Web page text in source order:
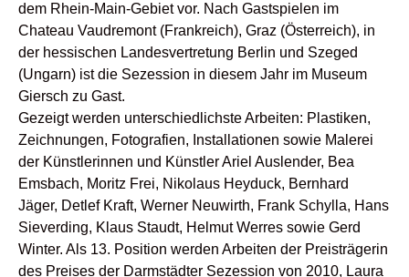
dem Rhein-Main-Gebiet vor. Nach Gastspielen im
Chateau Vaudremont (Frankreich), Graz (Österreich), in
der hessischen Landesvertretung Berlin und Szeged
(Ungarn) ist die Sezession in diesem Jahr im Museum
Giersch zu Gast.
Gezeigt werden unterschiedlichste Arbeiten: Plastiken,
Zeichnungen, Fotografien, Installationen sowie Malerei
der Künstlerinnen und Künstler Ariel Auslender, Bea
Emsbach, Moritz Frei, Nikolaus Heyduck, Bernhard
Jäger, Detlef Kraft, Werner Neuwirth, Frank Schylla, Hans
Sieverding, Klaus Staudt, Helmut Werres sowie Gerd
Winter. Als 13. Position werden Arbeiten der Preisträgerin
des Preises der Darmstädter Sezession von 2010, Laura